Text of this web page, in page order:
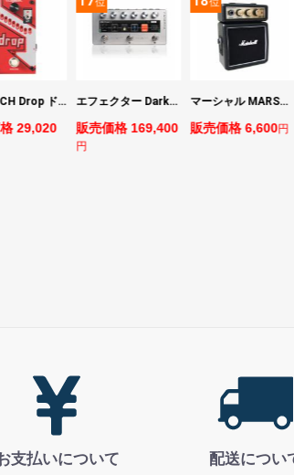
DIGITECH Drop ドロップ・リチューニング・エフェクト
29,020
位
エフェクター Darkglass Electronics Anagram ベースエフェクター プリアンプ ダークグラス アナグラム
販売価格 169,400
円
位
マーシャル MARSHALL MS2 Mighty Mini 小型ギターアンプ
販売価格 6,600円
支払いについて 配送につい